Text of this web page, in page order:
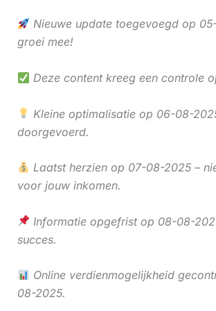
Nieuwe update toegevoegd op
groei mee!
Deze content kreeg een controle
Kleine optimalisatie op 06-08-
doorgevoerd.
Laatst herzien op 07-08-2025 –
voor jouw inkomen.
Informatie opgefrist op 08-08-
succes.
Online verdienmogelijkheid
08-2025.